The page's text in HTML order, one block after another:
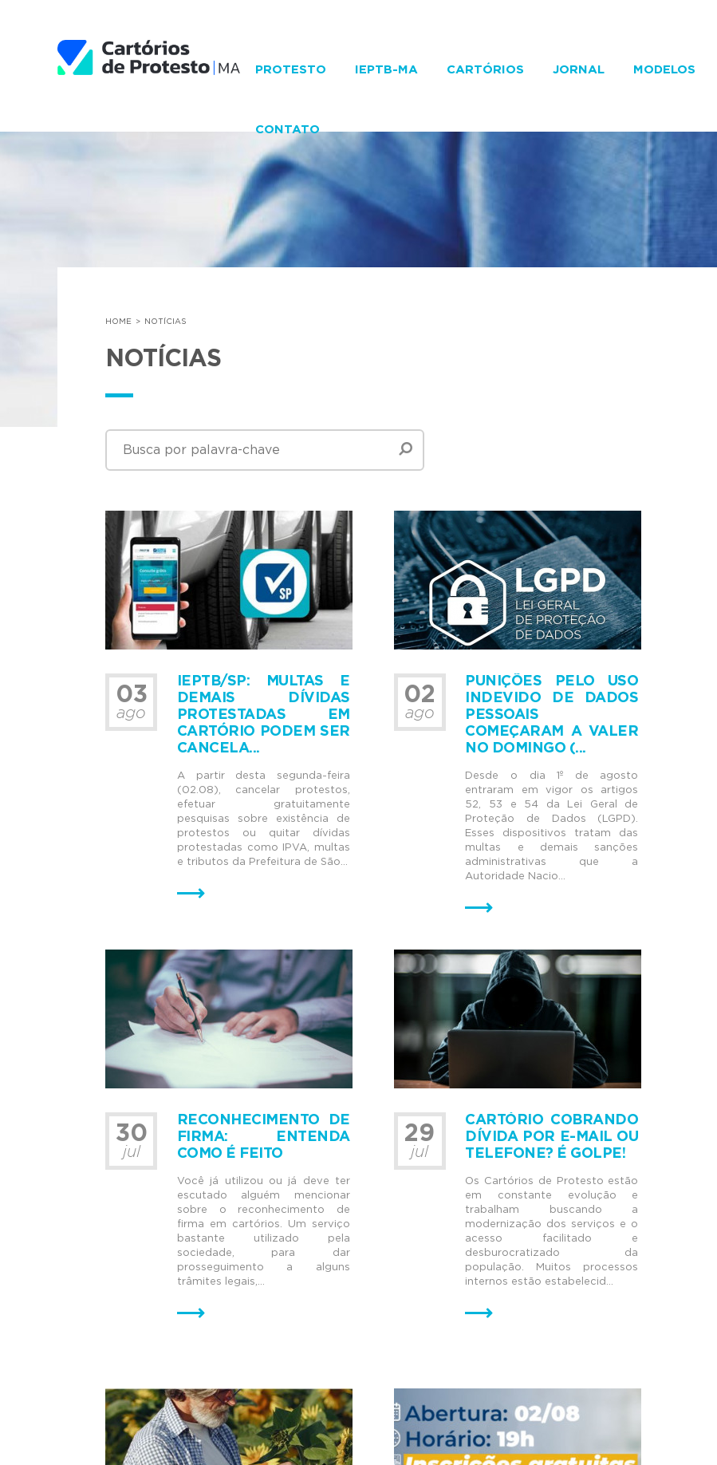
PROTESTO IEPTB-MA CARTÓRIOS JORNAL MODELOS
CONTATO
HOME NOTÍCIAS
NOTÍCIAS
03
ago
IEPTB/SP: MULTAS E
DEMAIS DÍVIDAS
PROTESTADAS EM
CARTÓRIO PODEM SER
CANCELA...
A partir desta segunda-feira
(02.08), cancelar protestos,
efetuar gratuitamente
pesquisas sobre existência de
protestos ou quitar dívidas
protestadas como IPVA, multas
e tributos da Prefeitura de São...
02
ago
PUNIÇÕES PELO USO
INDEVIDO DE DADOS
PESSOAIS
COMEÇARAM A VALER
NO DOMINGO (...
Desde o dia 1º de agosto
entraram em vigor os artigos
52, 53 e 54 da Lei Geral de
Proteção de Dados (LGPD).
Esses dispositivos tratam das
multas e demais sanções
administrativas que a
Autoridade Nacio...
30
jul
RECONHECIMENTO DE
FIRMA: ENTENDA
COMO É FEITO
Você já utilizou ou já deve ter
escutado alguém mencionar
sobre o reconhecimento de
firma em cartórios. Um serviço
bastante utilizado pela
sociedade, para dar
prosseguimento a alguns
trâmites legais,...
29
jul
CARTÓRIO COBRANDO
DÍVIDA POR E-MAIL OU
TELEFONE? É GOLPE!
Os Cartórios de Protesto estão
em constante evolução e
trabalham buscando a
modernização dos serviços e o
acesso facilitado e
desburocratizado da
população. Muitos processos
internos estão estabelecid...